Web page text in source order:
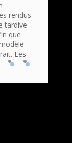
rendus
tardive
que
Les